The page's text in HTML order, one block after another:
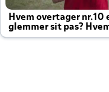
Hvem overtager nr.10
glemmer sit pas?
altid til efter kampe?